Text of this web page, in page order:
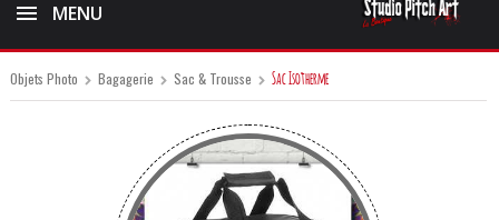
MENU
Objets Photo Bagagerie Sac & Trousse Sac Isotherme